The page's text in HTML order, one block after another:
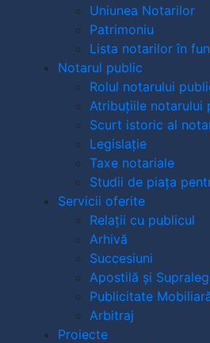
Uniunea Notarilor
Patrimoniu
Lista notarilor în
Notarul public
Rolul notarului
Atribuțiile notarului
Scurt istoric al
Legislație
Taxe notariale
Studii de piața
Servicii oferite
Relații cu publicul
Arhivă
Succesiuni
Apostilă și
Publicitate
Arbitraj
Proiecte